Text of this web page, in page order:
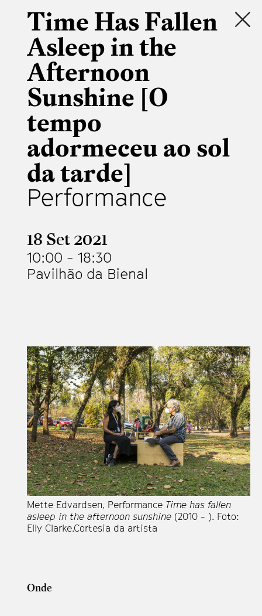
Time Has Fallen
Asleep in the
Afternoon
Sunshine [O
tempo
adormeceu ao sol
da tarde]
Performance
18 Set 2021
10:00 - 18:30
Pavilhão da Bienal
Mette Edvardsen, Performance Time has fallen
asleep in the afternoon sunshine (2010 - ). Foto:
Elly Clarke.Cortesia da artista
Onde